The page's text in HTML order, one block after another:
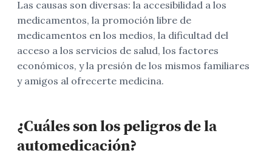
Las causas son diversas: la accesibilidad a los
medicamentos, la promoción libre de
medicamentos en los medios, la dificultad del
acceso a los servicios de salud, los factores
económicos, y la presión de los mismos familiares
y amigos al ofrecerte medicina.
¿Cuáles son los peligros de la
automedicación?